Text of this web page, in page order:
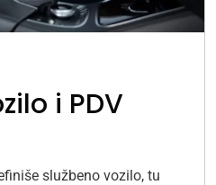
i PDV
službeno vozilo, tu